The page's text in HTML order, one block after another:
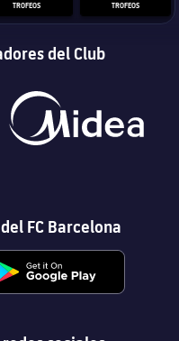
TROFEOS TROFEOS
del Club
FC Barcelona